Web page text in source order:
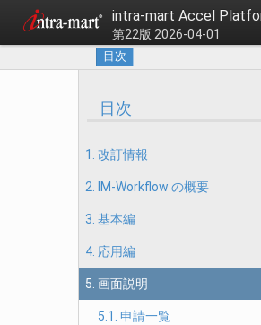
intra-mart Accel
第22版 2026-04-01
目次
目次
1. 改訂情報
2. IM-Workflow の概要
3. 基本編
4. 応用編
5. 画面説明
5.1. 申請一覧